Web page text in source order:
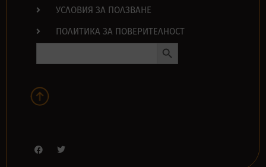
УСЛОВИЯ ЗА ПОЛЗВАНЕ
ПОЛИТИКА ЗА ПОВЕРИТЕЛНОСТ
Search Button